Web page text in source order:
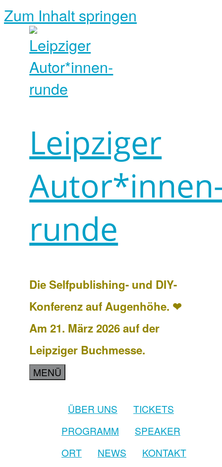
Zum Inhalt springen
Leipziger
runde
Die Selfpublishing- und DIY-
Konferenz auf Augenhöhe. ❤
Am 21. März 2026 auf der
Leipziger Buchmesse.
MENÜ
ÜBER UNS
TICKETS
PROGRAMM
SPEAKER
ORT
NEWS
KONTAKT